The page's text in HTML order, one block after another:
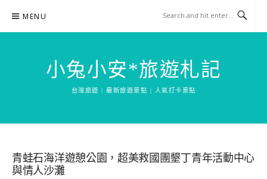
content
MENU
小兔小安*旅遊札記
台灣旅遊 | 最新旅遊景點 | 人氣打卡景點
青蛙石海洋遊憩公園，超美救國團墾丁青年活動中心
與情人沙灘